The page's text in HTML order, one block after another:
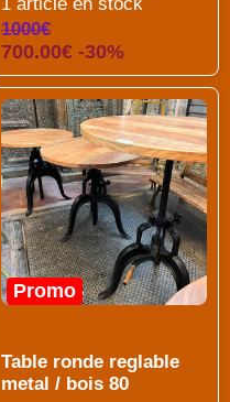
1000€
700.00€ -30%
Promo
Table ronde reglable
metal / bois 80